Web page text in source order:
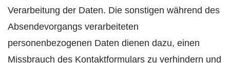
Verarbeitung der Daten. Die sonstigen während des
Absendevorgangs verarbeiteten
personenbezogenen Daten dienen dazu, einen
Missbrauch des Kontaktformulars zu verhindern und